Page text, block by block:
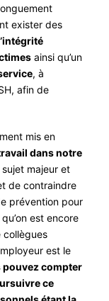
exister des
ainsi qu’un
, à
afin de
mis en
dans notre
majeur et
de contraindre
prévention pour
est encore
collègues
est le
pouvez compter
ce